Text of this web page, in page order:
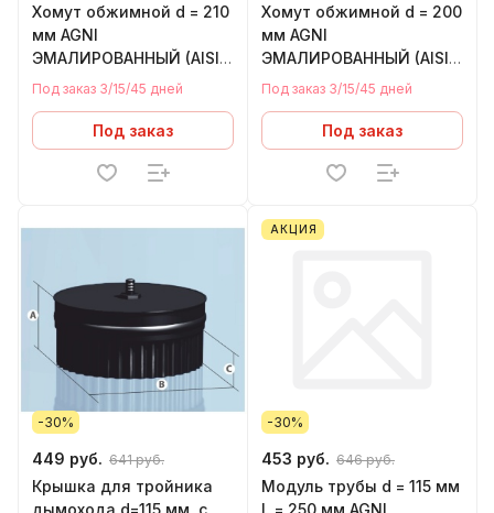
Хомут обжимной d = 210
мм AGNI
ЭМАЛИРОВАННЫЙ (AISI
430 - нержавейка)
Под заказ 3/15/45 дней
Под заказ
Хомут обжимной d = 200
мм AGNI
ЭМАЛИРОВАННЫЙ (AISI
430 - нержавейка)
Под заказ 3/15/45 дней
Под заказ
-30%
449 руб. 641 руб.
Крышка для тройника
дымохода d=115 мм, с
АКЦИЯ
-30%
453 руб. 646 руб.
Модуль трубы d = 115 мм
L = 250 мм AGNI